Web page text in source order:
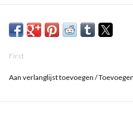
First
Aan verlanglijst toevoegen /